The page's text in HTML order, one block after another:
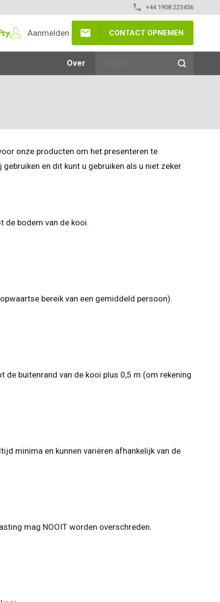
+44 1908 223456
Aanmelden CONTACT OPNEMEN
Over
onze producten om het presenteren te
en dit kunt u gebruiken als u niet zeker
de bodem van de kooi.
bereik van een gemiddeld persoon).
buitenrand van de kooi plus 0,5 m (om rekening
minima en kunnen variëren afhankelijk van de
mag NOOIT worden overschreden.